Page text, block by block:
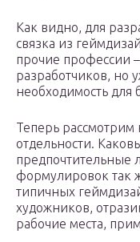
Как видно, для
связка из
прочие профессии
разработчиков, но
необходимость для
Теперь
отдельности.
предпочтительные
формулировок так
типичных
художников,
рабочие места,